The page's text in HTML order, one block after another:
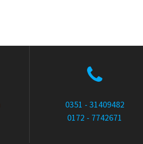
0351 - 31409482
0172 - 7742671